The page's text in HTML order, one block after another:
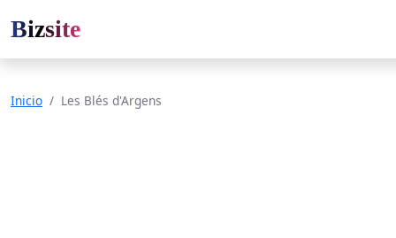
Bizsite
Inicio Les Blés d'Argens